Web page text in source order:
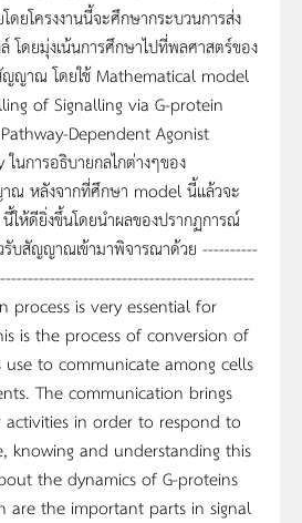
ดยโครงงานนี้จะศึกษากระบวนการส่ง
โดยมุ่งเน้นการศึกษาไปที่พลศาสตร์ของ
ญาณ โดยใช้ Mathematical model
of Signalling via G-protein
Dependent Agonist
นการอธิบายกลไกต่างๆของ
ณ หลังจากที่ศึกษา model นี้แล้วจะ
ให้ดียิ่งขึ้นโดยนำผลของปรากฏการณ์
บสัญญาณเข้ามาพิจารณาด้วย ----------
process is very essential for
is the process of conversion of
to communicate among cells
The communication brings
in order to respond to
knowing and understanding this
the dynamics of G-proteins
are the important parts in signal